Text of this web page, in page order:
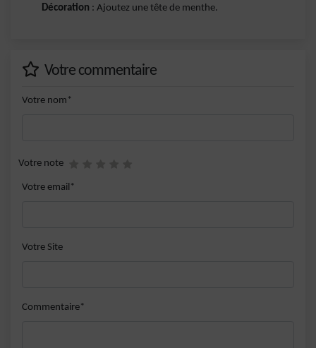
Décoration : Ajoutez une tête de menthe.
Votre commentaire
Votre nom*
Votre note
Votre email*
Votre Site
Commentaire*